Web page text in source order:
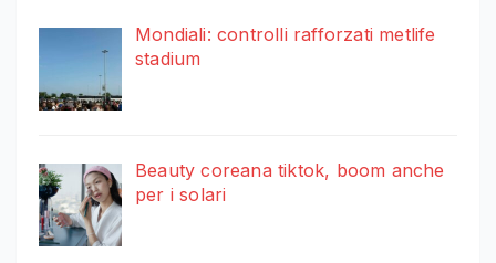
Mondiali: controlli rafforzati metlife
stadium
Beauty coreana tiktok, boom anche
per i solari